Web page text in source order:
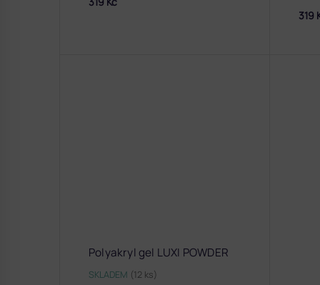
319
Polyakryl gel LUXI POWDER
SKLADEM (12 ks)